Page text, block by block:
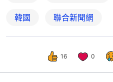
韓國 聯合新聞網
16 0